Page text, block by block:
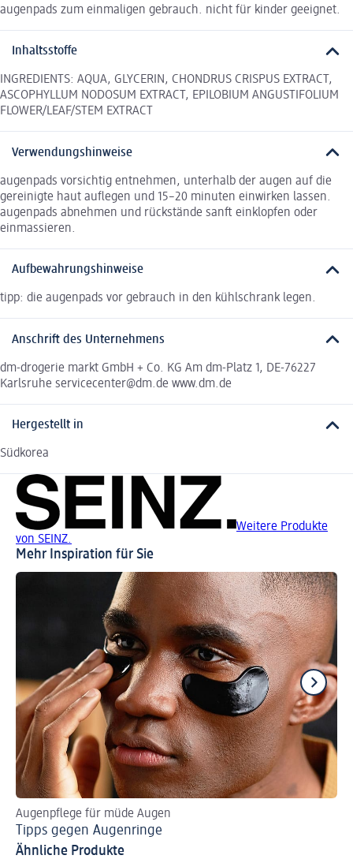
augenpads zum einmaligen gebrauch. nicht für kinder geeignet.
Inhaltsstoffe
INGREDIENTS: AQUA, GLYCERIN, CHONDRUS CRISPUS EXTRACT,
ASCOPHYLLUM NODOSUM EXTRACT, EPILOBIUM ANGUSTIFOLIUM
FLOWER/LEAF/STEM EXTRACT
Verwendungshinweise
augenpads vorsichtig entnehmen, unterhalb der augen auf die
gereinigte haut auflegen und 15–20 minuten einwirken lassen.
augenpads abnehmen und rückstände sanft einklopfen oder
einmassieren.
Aufbewahrungshinweise
tipp: die augenpads vor gebrauch in den kühlschrank legen.
Anschrift des Unternehmens
dm-drogerie markt GmbH + Co. KG Am dm-Platz 1, DE-76227
Karlsruhe servicecenter@dm.de www.dm.de
Hergestellt in
Südkorea
Weitere Produkte
von SEINZ.
Mehr Inspiration für Sie
Augenpflege für müde Augen
Tipps gegen Augenringe
Ähnliche Produkte